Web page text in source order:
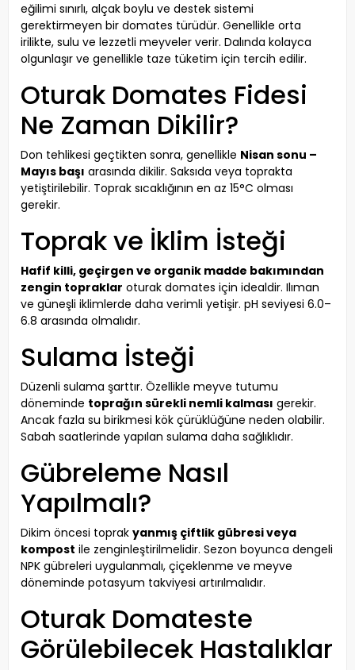
eğilimi sınırlı, alçak boylu ve destek sistemi
gerektirmeyen bir domates türüdür. Genellikle orta
irilikte, sulu ve lezzetli meyveler verir. Dalında kolayca
olgunlaşır ve genellikle taze tüketim için tercih edilir.
Oturak Domates Fidesi
Ne Zaman Dikilir?
Don tehlikesi geçtikten sonra, genellikle Nisan sonu –
Mayıs başı arasında dikilir. Saksıda veya toprakta
yetiştirilebilir. Toprak sıcaklığının en az 15°C olması
gerekir.
Toprak ve İklim İsteği
Hafif killi, geçirgen ve organik madde bakımından
zengin topraklar oturak domates için idealdir. Ilıman
ve güneşli iklimlerde daha verimli yetişir. pH seviyesi 6.0–
6.8 arasında olmalıdır.
Sulama İsteği
Düzenli sulama şarttır. Özellikle meyve tutumu
döneminde toprağın sürekli nemli kalması gerekir.
Ancak fazla su birikmesi kök çürüklüğüne neden olabilir.
Sabah saatlerinde yapılan sulama daha sağlıklıdır.
Gübreleme Nasıl
Yapılmalı?
Dikim öncesi toprak yanmış çiftlik gübresi veya
kompost ile zenginleştirilmelidir. Sezon boyunca dengeli
NPK gübreleri uygulanmalı, çiçeklenme ve meyve
döneminde potasyum takviyesi artırılmalıdır.
Oturak Domateste
Görülebilecek Hastalıklar